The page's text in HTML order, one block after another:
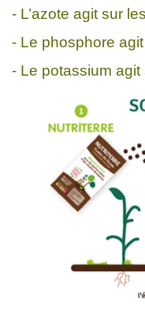
- L’azote agit sur
- Le phosphore
- Le potassium agit